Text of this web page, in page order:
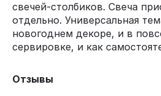
свечей-столбиков. Свеча
отдельно. Универсальная
новогоднем декоре, и в
сервировке, и как
Отзывы